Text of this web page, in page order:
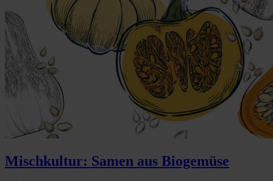
Mischkultur: Samen aus Biogemüse